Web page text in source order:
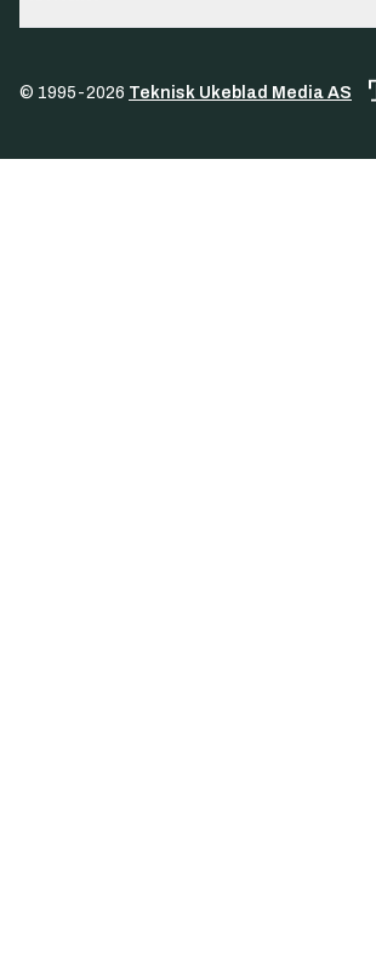
© 1995-2026 Teknisk Ukeblad Media AS